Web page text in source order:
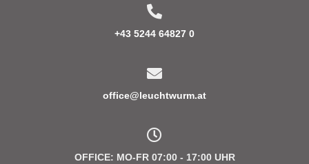
+43 5244 64827 0
office@leuchtwurm.at
OFFICE: MO-FR 07:00 - 17:00 UHR